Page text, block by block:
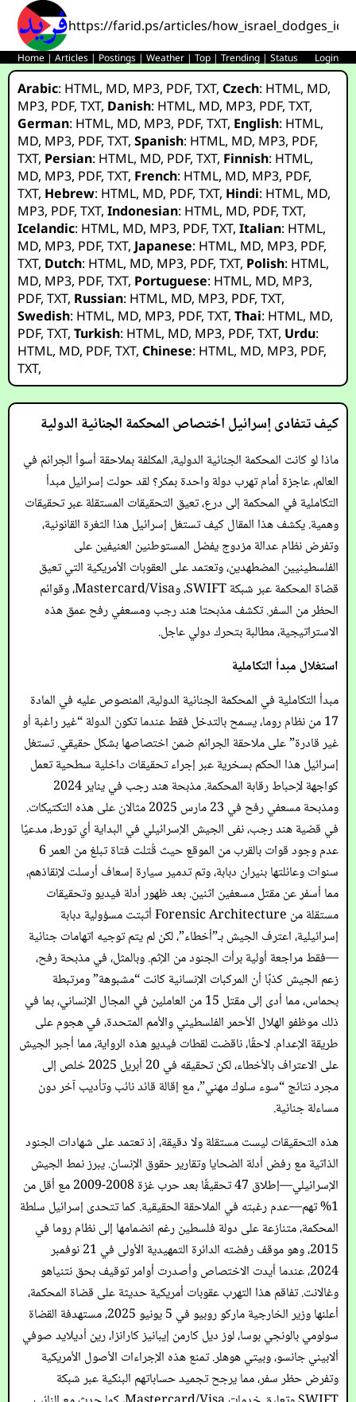
https://farid.ps/articles/
Home |Articles | Postings |Weather |Top |Trending |Status Login
Arabic: HTML, MD, MP3, PDF,TXT,Czech: HTML, MD,
MP3, PDF,TXT, Danish: HTML, MD, MP3, PDF,TXT,
German: HTML, MD, MP3, PDF,TXT, English: HTML,
MD, MP3, PDF,TXT,Spanish: HTML, MD, MP3, PDF,
TXT, Persian: HTML, MD, PDF,TXT, Finnish: HTML,
MD, MP3, PDF,TXT, French: HTML, MD, MP3, PDF,
TXT, Hebrew: HTML, MD, PDF,TXT, Hindi: HTML, MD,
MP3, PDF,TXT,Indonesian: HTML, MD, PDF,TXT,
Icelandic: HTML, MD, MP3, PDF,TXT,Italian: HTML,
MD, MP3, PDF,TXT, Japanese: HTML, MD, MP3, PDF,
TXT, Dutch: HTML, MD, MP3, PDF,TXT, Polish: HTML,
MD, MP3, PDF,TXT, Portuguese: HTML, MD, MP3,
PDF,TXT, Russian: HTML, MD, MP3, PDF,TXT,
Swedish: HTML, MD, MP3, PDF,TXT,Thai: HTML, MD,
PDF,TXT,Turkish: HTML, MD, MP3, PDF,TXT, Urdu:
HTML, MD, PDF,TXT,Chinese: HTML, MD, MP3, PDF,
TXT,
كيف تتفادى إسرائيل اختصاص المحكمة الجنائية الدولية
ماذا لو كانت المحكمة الجنائية الدولية، المكلفة بملاحقة أسوأ الجرائم في
العالم، عاجزة أمام تهرب دولة واحدة بمكر؟ لقد حولت إسرائيل مبدأ
التكاملية في المحكمة إلى درع، تعيق التحقيقات المستقلة عبر تحقيقات
وهمية. يكشف هذا المقال كيف تستغل إسرائيل هذا الثغرة القانونية،
وتفرض نظام عدالة مزدوج يفضل المستوطنين العنيفين على
الفلسطينيين المضطهدين، وتعتمد على العقوبات الأمريكية التي تعيق
قضاة المحكمة عبر شبكة SWIFT، وMastercard/Visa، وقوائم
الحظر من السفر. تكشف مذبحتا هند رجب ومسعفي رفح عمق هذه
الاستراتيجية، مطالبة بتحرك دولي عاجل.
استغلال مبدأ التكاملية
مبدأ التكاملية في المحكمة الجنائية الدولية، المنصوص عليه في المادة
17 من نظام روما، يسمح بالتدخل فقط عندما تكون الدولة “غير راغبة أو
غير قادرة” على ملاحقة الجرائم ضمن اختصاصها بشكل حقيقي. تستغل
إسرائيل هذا الحكم بسخرية عبر إجراء تحقيقات داخلية سطحية تعمل
كواجهة لإحباط رقابة المحكمة. مذبحة هند رجب في يناير 2024
ومذبحة مسعفي رفح في 23 مارس 2025 مثالان على هذه التكتيكات.
في قضية هند رجب، نفى الجيش الإسرائيلي في البداية أي تورط، مدعيًا
عدم وجود قوات بالقرب من الموقع حيث قُتلت فتاة تبلغ من العمر 6
سنوات وعائلتها بنيران دبابة، وتم تدمير سيارة إسعاف أرسلت لإنقاذهم،
مما أسفر عن مقتل مسعفين اثنين. بعد ظهور أدلة فيديو وتحقيقات
مستقلة من Forensic Architecture أثبتت مسؤولية دبابة
إسرائيلية، اعترف الجيش بـ”أخطاء”، لكن لم يتم توجيه اتهامات جنائية
—فقط مراجعة أولية برأت الجنود من الإثم. وبالمثل، في مذبحة رفح،
زعم الجيش كذبًا أن المركبات الإنسانية كانت “مشبوهة” ومرتبطة
بحماس، مما أدى إلى مقتل 15 من العاملين في المجال الإنساني، بما في
ذلك موظفو الهلال الأحمر الفلسطيني والأمم المتحدة، في هجوم على
طريقة الإعدام. لاحقًا، ناقضت لقطات فيديو هذه الرواية، مما أجبر الجيش
على الاعتراف بالأخطاء، لكن تحقيقه في 20 أبريل 2025 خلص إلى
مجرد نتائج “سوء سلوك مهني”، مع إقالة قائد نائب وتأديب آخر دون
مساءلة جنائية.
هذه التحقيقات ليست مستقلة ولا دقيقة، إذ تعتمد على شهادات الجنود
الذاتية مع رفض أدلة الضحايا وتقارير حقوق الإنسان. يبرز نمط الجيش
الإسرائيلي—إطلاق 47 تحقيقًا بعد حرب غزة 2008-2009 مع أقل من
1% تهم—عدم رغبته في الملاحقة الحقيقية. كما تتحدى إسرائيل سلطة
المحكمة، متنازعة على دولة فلسطين رغم انضمامها إلى نظام روما في
2015، وهو موقف رفضته الدائرة التمهيدية الأولى في 21 نوفمبر
2024، عندما أيدت الاختصاص وأصدرت أوامر توقيف بحق نتنياهو
وغالانت. تفاقم هذا التهرب عقوبات أمريكية حديثة على قضاة المحكمة،
أعلنها وزير الخارجية ماركو روبيو في 5 يونيو 2025، مستهدفة القضاة
سولومي بالونجي بوسا، لوز ديل كارمن إيبانيز كارانزا، رين أديلايد صوفي
ألابيني جانسو، وبيتي هوهلر. تمنع هذه الإجراءات الأصول الأمريكية
وتفرض حظر سفر، مما يرجح تجميد حساباتهم البنكية عبر شبكة